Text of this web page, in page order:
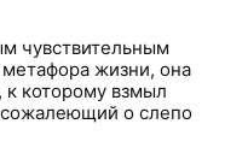
чувствительным
жизни, она
к которому взмыл
сожалеющий о слепо